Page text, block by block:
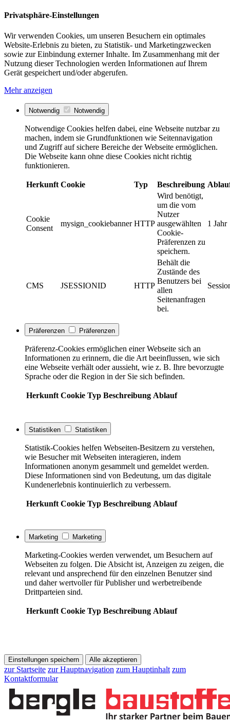
Privatsphäre-Einstellungen
Wir verwenden Cookies, um unseren Besuchern ein optimales
Website-Erlebnis zu bieten, zu Statistik- und Marketingzwecken
sowie zur Einbindung externer Inhalte. Im Zusammenhang mit der
Nutzung dieser Technologien werden Informationen auf Ihrem
Gerät gespeichert und/oder abgerufen.
Mehr anzeigen
Notwendig Notwendig
Notwendige Cookies helfen dabei, eine Webseite nutzbar zu
machen, indem sie Grundfunktionen wie Seitennavigation
und Zugriff auf sichere Bereiche der Webseite ermöglichen.
Die Webseite kann ohne diese Cookies nicht richtig
funktionieren.
Herkunft Cookie Typ Beschreibung
Cookie
Consent
mysign_cookiebanner HTTP
Wird benötigt,
um die vom
Nutzer
ausgewählten
Cookie-
Präferenzen zu
speichern.
1 Jahr
CMS JSESSIONID HTTP
Behält die
Zustände des
Benutzers bei
allen
Seitenanfragen
bei.
Präferenzen Präferenzen
Präferenz-Cookies ermöglichen einer Webseite sich an
Informationen zu erinnern, die die Art beeinflussen, wie sich
eine Webseite verhält oder aussieht, wie z. B. Ihre bevorzugte
Sprache oder die Region in der Sie sich befinden.
Herkunft Cookie Typ Beschreibung Ablauf
Statistiken Statistiken
Statistik-Cookies helfen Webseiten-Besitzern zu verstehen,
wie Besucher mit Webseiten interagieren, indem
Informationen anonym gesammelt und gemeldet werden.
Diese Informationen sind von Bedeutung, um das digitale
Kundenerlebnis kontinuierlich zu verbessern.
Herkunft Cookie Typ Beschreibung Ablauf
Marketing Marketing
Marketing-Cookies werden verwendet, um Besuchern auf
Webseiten zu folgen. Die Absicht ist, Anzeigen zu zeigen, die
relevant und ansprechend für den einzelnen Benutzer sind
und daher wertvoller für Publisher und werbetreibende
Drittparteien sind.
Herkunft Cookie Typ Beschreibung Ablauf
Einstellungen speichern Alle akzeptieren
zur Startseite zur Hauptnavigation zum Hauptinhalt zum
Kontaktformular